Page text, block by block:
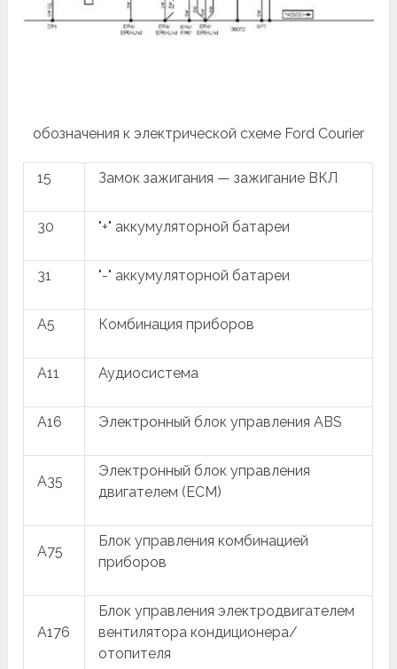
обозначения к электрической схеме Ford Courier
15 Замок зажигания — зажигание ВКЛ
30 "+" аккумуляторной батареи
31 "-" аккумуляторной батареи
A5 Комбинация приборов
A11 Аудиосистема
A16 Электронный блок управления ABS
A35
Электронный блок управления
двигателем (ECM)
A75
Блок управления комбинацией
приборов
A176
Блок управления электродвигателем
вентилятора кондиционера/
отопителя